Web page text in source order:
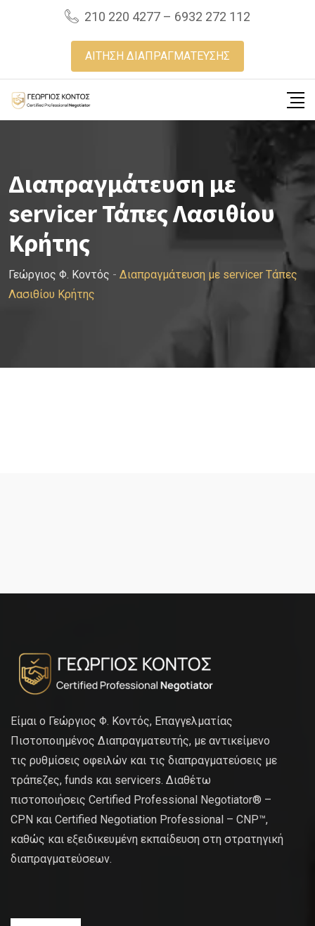
210 220 4277 – 6932 272 112
ΑΙΤΗΣΗ ΔΙΑΠΡΑΓΜΑΤΕΥΣΗΣ
Διαπραγμάτευση με
servicer Τάπες Λασιθίου
Κρήτης
Γεώργιος Φ. Κοντός - Διαπραγμάτευση με servicer Τάπες
Λασιθίου Κρήτης
Είμαι ο Γεώργιος Φ. Κοντός, Επαγγελματίας
Πιστοποιημένος Διαπραγματευτής, με αντικείμενο
τις ρυθμίσεις οφειλών και τις διαπραγματεύσεις με
τράπεζες, funds και servicers. Διαθέτω
πιστοποιήσεις Certified Professional Negotiator® –
CPN και Certified Negotiation Professional – CNP™,
καθώς και εξειδικευμένη εκπαίδευση στη στρατηγική
διαπραγματεύσεων.